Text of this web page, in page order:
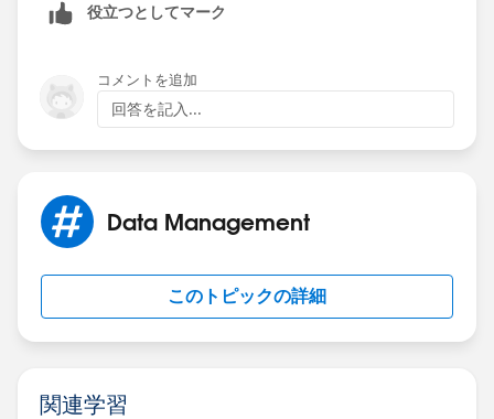
esforce_communities_implementation/community_b
Thanks!!!
役立つとしてマーク
コメントを追加
回答を記入...
Data Management
このトピックの詳細
関連学習